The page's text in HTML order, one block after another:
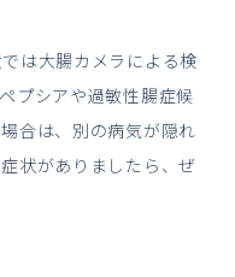
は大腸カメラによる検
プシアや過敏性腸症候
合は、別の病気が隠れ
状がありましたら、ぜ